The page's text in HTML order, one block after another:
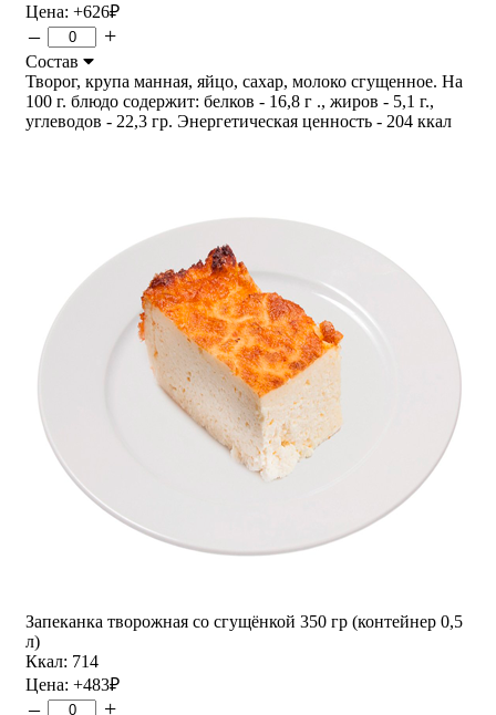
Цена: +626₽
– +
Состав
Творог, крупа манная, яйцо, сахар, молоко сгущенное. На
100 г. блюдо содержит: белков - 16,8 г ., жиров - 5,1 г.,
углеводов - 22,3 гр. Энергетическая ценность - 204 ккал
Запеканка творожная со сгущёнкой 350 гр (контейнер 0,5
л)
Ккал: 714
Цена: +483₽
– +